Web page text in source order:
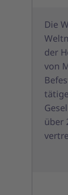
Die
der
von
über